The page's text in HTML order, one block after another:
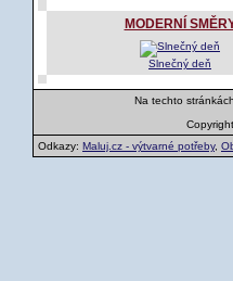
MODERNÍ
Slnečný deň
Na techto
Odkazy: Maluj.cz - výtvarné potřeby,